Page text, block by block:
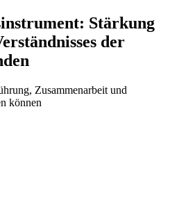
Stärkung
der
Zusammenarbeit und
können